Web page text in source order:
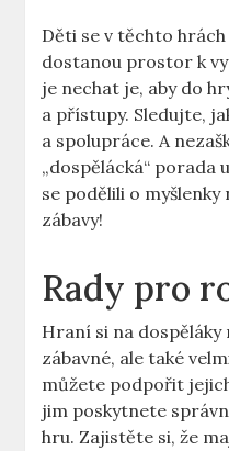
Děti se v těchto
dostanou prostor k
je nechat je, aby do
a přístupy. Sledujte,
a spolupráce. A
„dospělácká“ porada
se podělili o
zábavy!
Rady pro
Hraní si na
zábavné, ale také
můžete podpořit
jim poskytnete
hru. Zajistěte si, že